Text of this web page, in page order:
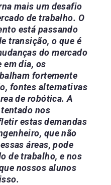
mais um desafio
de trabalho. O
está passando
transição, o que é
do mercado
em dia, os
fortemente
fontes alternativas
de robótica. A
nos
estas demandas
que não
áreas, pode
de trabalho, e nos
nossos alunos